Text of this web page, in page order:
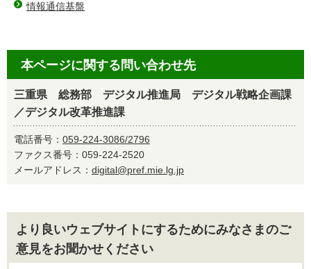
情報通信基盤
本ページに関する問い合わせ先
三重県 総務部 デジタル推進局 デジタル戦略企画課
／デジタル改革推進課
電話番号： 059-224-3086/2796
ファクス番号：059-224-2520
メールアドレス： digital@pref.mie.lg.jp
より良いウェブサイトにするためにみなさまのご
意見をお聞かせください